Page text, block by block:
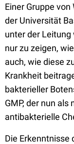
Einer Gruppe
der Universität
unter der Leitung
nur zu zeigen,
auch, wie diese
Krankheit
bakterieller
GMP, der nun
antibakterielle
Die Erkenntnisse